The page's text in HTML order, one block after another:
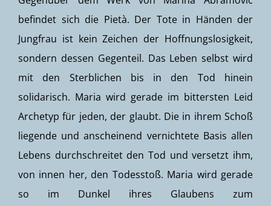
befindet sich die Pietà. Der Tote in Händen der
Jungfrau ist kein Zeichen der Hoffnungslosigkeit,
sondern dessen Gegenteil. Das Leben selbst wird
mit den Sterblichen bis in den Tod hinein
solidarisch. Maria wird gerade im bittersten Leid
Archetyp für jeden, der glaubt. Die in ihrem Schoß
liegende und anscheinend vernichtete Basis allen
Lebens durchschreitet den Tod und versetzt ihm,
von innen her, den Todesstoß. Maria wird gerade
so im Dunkel ihres Glaubens zum